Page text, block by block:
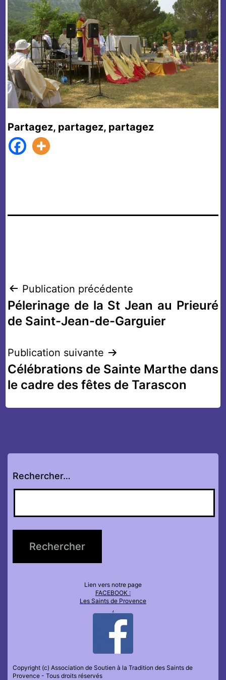
Partagez, partagez, partagez
Navigation
de
Publication précédente
Pélerinage de la St Jean au Prieuré
de Saint-Jean-de-Garguier
Publication suivante
Célébrations de Sainte Marthe dans
le cadre des fêtes de Tarascon
Rechercher…
Lien vers notre page
FACEBOOK :
Les Saints de Provence
.
Copyright (c) Association de Soutien à la Tradition des Saints de
Provence - Tous droits réservés